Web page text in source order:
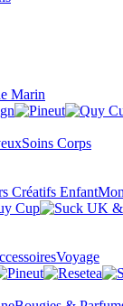
Marin
Soins Corps
Créatifs Enfant
Voyage